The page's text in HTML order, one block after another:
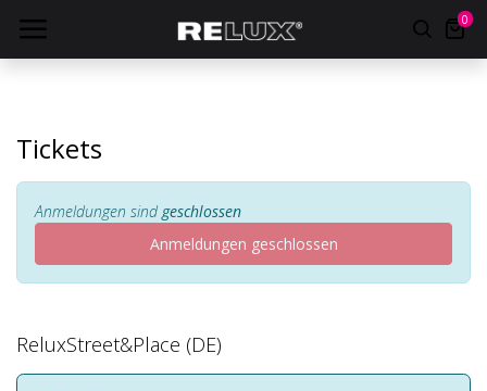
0
Tickets
Anmeldungen sind geschlossen
Anmeldungen geschlossen
ReluxStreet&Place (DE)